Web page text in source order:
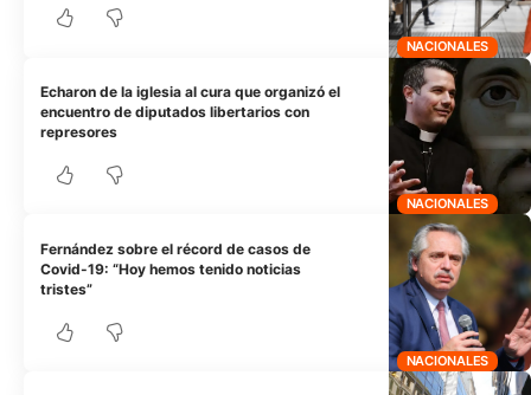
NACIONALES
NACIONALES
Echaron de la iglesia al cura que organizó el
encuentro de diputados libertarios con
represores
NACIONALES
Fernández sobre el récord de casos de
Covid-19: “Hoy hemos tenido noticias
tristes”